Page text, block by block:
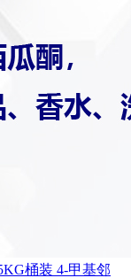
桶装 4-甲基邻